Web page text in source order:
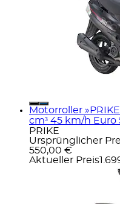
Motorroller
cm³ 45 km/h Euro 5
PRIKE
Ursprünglicher
550,00 €
Aktueller Preis